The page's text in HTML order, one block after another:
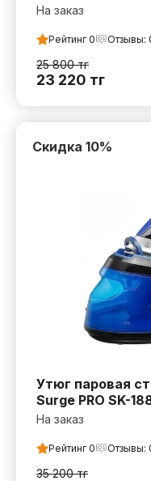
На заказ
Рейтинг 0 Отзывы:
25 800тг
23 220 тг
Утюг паровая
Surge PRO SK-
Скидка 10%
На заказ
Рейтинг 0 Отзывы:
35 200тг